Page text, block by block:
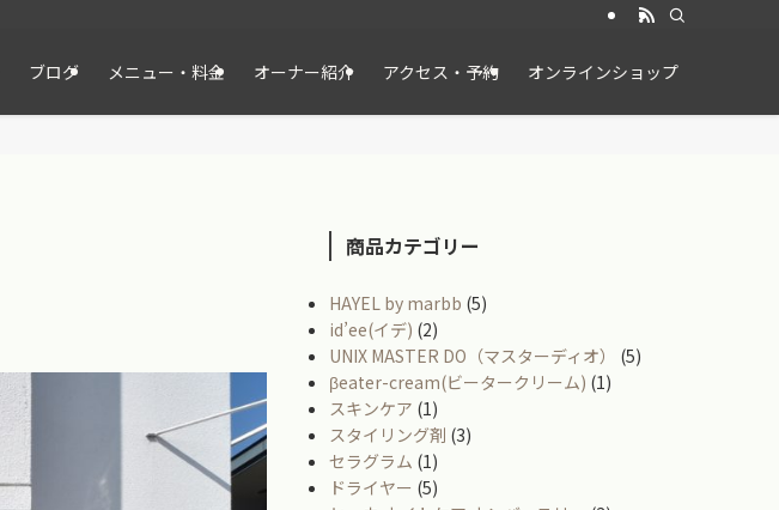
ブログ メニュー・料金 オーナー紹介 アクセス・予約 オンラインショップ
商品カテゴリー
HAYEL by marbb (5)
id’ee(イデ) (2)
UNIX MASTER DO（マスターディオ）
(5)
βeater-cream(ビータークリーム) (1)
スキンケア (1)
スタイリング剤 (3)
セラグラム (1)
ドライヤー (5)